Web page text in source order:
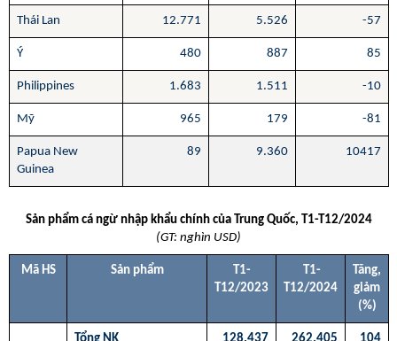
Thái Lan 12.771 5.526 -57
Ý 480 887 85
Philippines 1.683 1.511 -10
Mỹ 965 179 -81
Papua New
Guinea
89 9.360 10417
Sản phẩm cá ngừ nhập khẩu chính của Trung Quốc, T1-T12/2024
(GT: nghìn USD)
Mã HS Sản phẩm
T1-
T12/2023
T1-
T12/2024
Tăng,
giảm
(%)